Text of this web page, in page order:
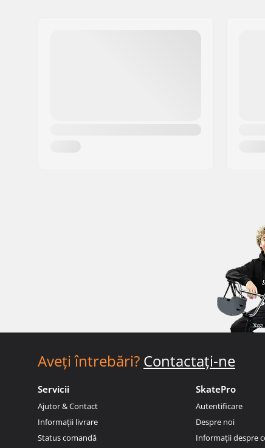
Aveți întrebări? Contactați-ne
Servicii
Ajutor & Contact
Informații livrare
Status comandă
SkatePro
Autentificare
Despre noi
Informații despre